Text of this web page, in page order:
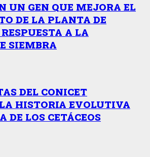
UN GEN QUE MEJORA EL
DE LA PLANTA DE
A LA
SIEMBRA
DEL CONICET
HISTORIA EVOLUTIVA
DE LOS CETÁCEOS